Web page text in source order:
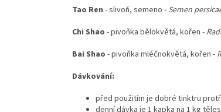
Tao Ren - slivoň, semeno - Semen
Chi Shao - pivoňka bělokvětá, kořen -
Bai Shao - pivoňka mléčnokvětá, kořen -
Dávkování:
před použitím je dobré tinktru